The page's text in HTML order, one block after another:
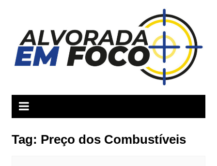
conteúdo
Tag: Preço dos Combustíveis